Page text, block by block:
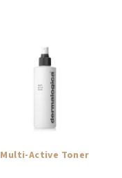
Multi-Active Toner